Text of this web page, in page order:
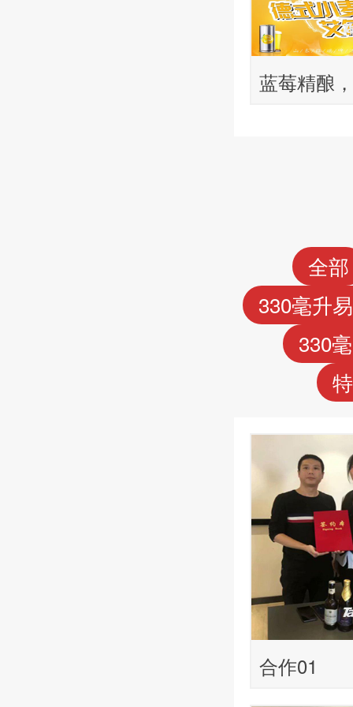
蓝莓精酿
全部
330毫升
330
合作01